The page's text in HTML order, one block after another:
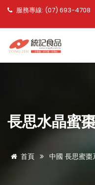
服務專線: (07) 693-4708
長思水晶蜜
首頁 中國 長思蜜棗